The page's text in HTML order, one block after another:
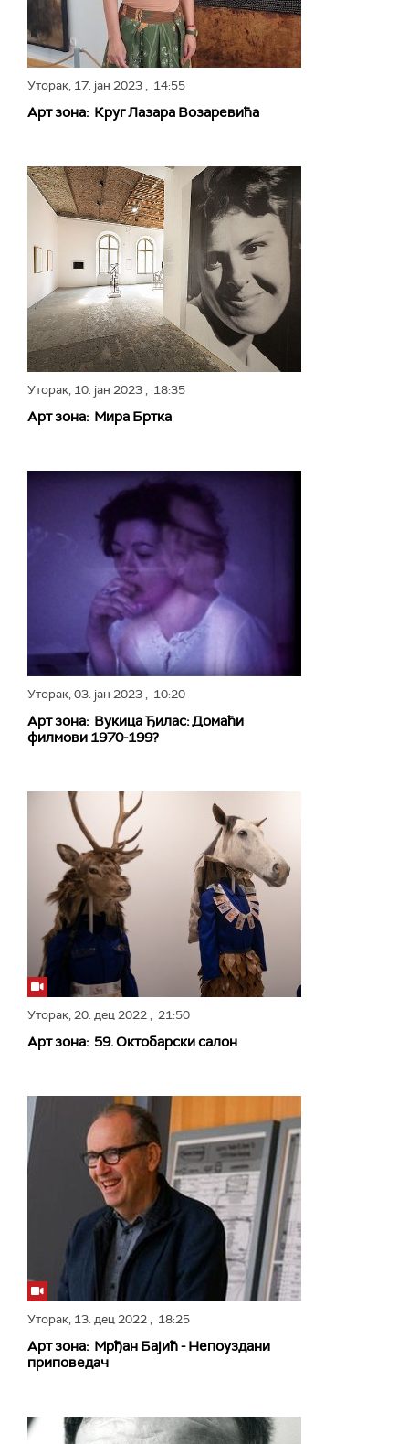
Уторак, 17. јан 2023, 14:55
Арт зона: Круг Лазара Возаревића
Уторак, 10. јан 2023, 18:35
Арт зона: Мира Бртка
Уторак,03. јан 2023, 10:20
Арт зона: Вукица Ђилас: Домаћи
филмови 1970-199?
Уторак,20. дец 2022, 21:50
Арт зона: 59. Октобарски салон
Уторак, 13. дец 2022, 18:25
Арт зона: Мрђан Бајић - Непоуздани
приповедач